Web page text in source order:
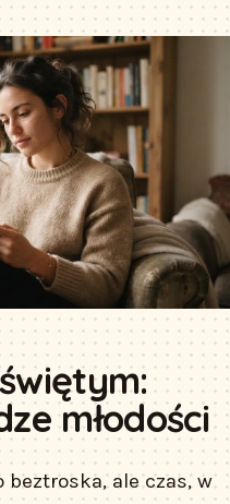
młodości
beztroska, ale czas, w